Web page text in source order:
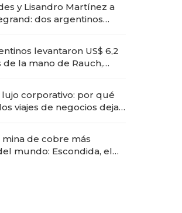
premium"
y Lisandro Martínez a
dos argentinos
y el cuidado corporal
levantaron US$ 6,2
de la mano de Rauch,
lujo corporativo: por qué
viajes de negocios dejan
mina de cobre más
mundo: Escondida, el